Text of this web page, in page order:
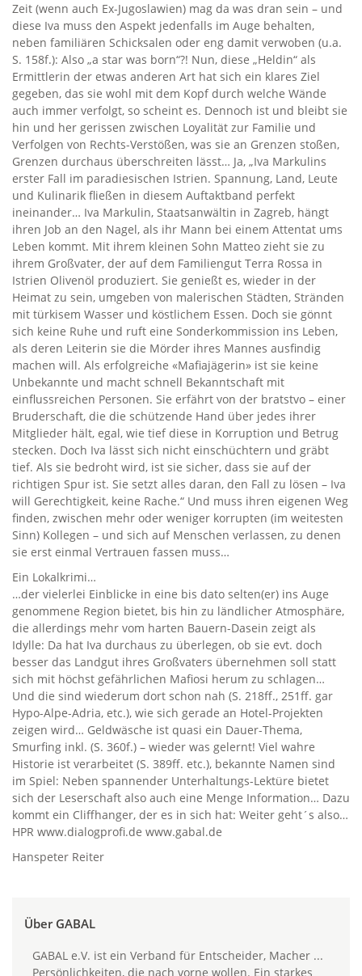
Zeit (wenn auch Ex-Jugoslawien) mag da was dran sein – und
diese Iva muss den Aspekt jedenfalls im Auge behalten,
neben familiären Schicksalen oder eng damit verwoben (u.a.
S. 158f.): Also „a star was born“?! Nun, diese „Heldin“ als
Ermittlerin der etwas anderen Art hat sich ein klares Ziel
gegeben, das sie wohl mit dem Kopf durch welche Wände
auch immer verfolgt, so scheint es. Dennoch ist und bleibt sie
hin und her gerissen zwischen Loyalität zur Familie und
Verfolgen von Rechts-Verstößen, was sie an Grenzen stoßen,
Grenzen durchaus überschreiten lässt… Ja, „Iva Markulins
erster Fall im paradiesischen Istrien. Spannung, Land, Leute
und Kulinarik fließen in diesem Auftaktband perfekt
ineinander… Iva Markulin, Staatsanwältin in Zagreb, hängt
ihren Job an den Nagel, als ihr Mann bei einem Attentat ums
Leben kommt. Mit ihrem kleinen Sohn Matteo zieht sie zu
ihrem Großvater, der auf dem Familiengut Terra Rossa in
Istrien Olivenöl produziert. Sie genießt es, wieder in der
Heimat zu sein, umgeben von malerischen Städten, Stränden
mit türkisem Wasser und köstlichem Essen. Doch sie gönnt
sich keine Ruhe und ruft eine Sonderkommission ins Leben,
als deren Leiterin sie die Mörder ihres Mannes ausfindig
machen will. Als erfolgreiche «Mafiajägerin» ist sie keine
Unbekannte und macht schnell Bekanntschaft mit
einflussreichen Personen. Sie erfährt von der bratstvo – einer
Bruderschaft, die die schützende Hand über jedes ihrer
Mitglieder hält, egal, wie tief diese in Korruption und Betrug
stecken. Doch Iva lässt sich nicht einschüchtern und gräbt
tief. Als sie bedroht wird, ist sie sicher, dass sie auf der
richtigen Spur ist. Sie setzt alles daran, den Fall zu lösen – Iva
will Gerechtigkeit, keine Rache.“ Und muss ihren eigenen Weg
finden, zwischen mehr oder weniger korrupten (im weitesten
Sinn) Kollegen – und sich auf Menschen verlassen, zu denen
sie erst einmal Vertrauen fassen muss…
Ein Lokalkrimi…
…der vielerlei Einblicke in eine bis dato selten(er) ins Auge
genommene Region bietet, bis hin zu ländlicher Atmosphäre,
die allerdings mehr vom harten Bauern-Dasein zeigt als
Idylle: Da hat Iva durchaus zu überlegen, ob sie evt. doch
besser das Landgut ihres Großvaters übernehmen soll statt
sich mit höchst gefährlichen Mafiosi herum zu schlagen…
Und die sind wiederum dort schon nah (S. 218ff., 251ff. gar
Hypo-Alpe-Adria, etc.), wie sich gerade an Hotel-Projekten
zeigen wird… Geldwäsche ist quasi ein Dauer-Thema,
Smurfing inkl. (S. 360f.) – wieder was gelernt! Viel wahre
Historie ist verarbeitet (S. 389ff. etc.), bekannte Namen sind
im Spiel: Neben spannender Unterhaltungs-Lektüre bietet
sich der Leserschaft also auch eine Menge Information… Dazu
kommt ein Cliffhanger, der es in sich hat: Weiter geht´s also…
HPR www.dialogprofi.de www.gabal.de
Hanspeter Reiter
Über GABAL
GABAL e.V. ist ein Verband für Entscheider, Macher ...
Persönlichkeiten, die nach vorne wollen. Ein starkes